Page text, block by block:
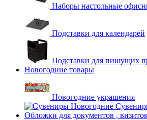
Наборы настольные
Подставки для календарей
Подставки для пишущих
Новогодние товары
Новогодние украшения
Обложки для документов ,